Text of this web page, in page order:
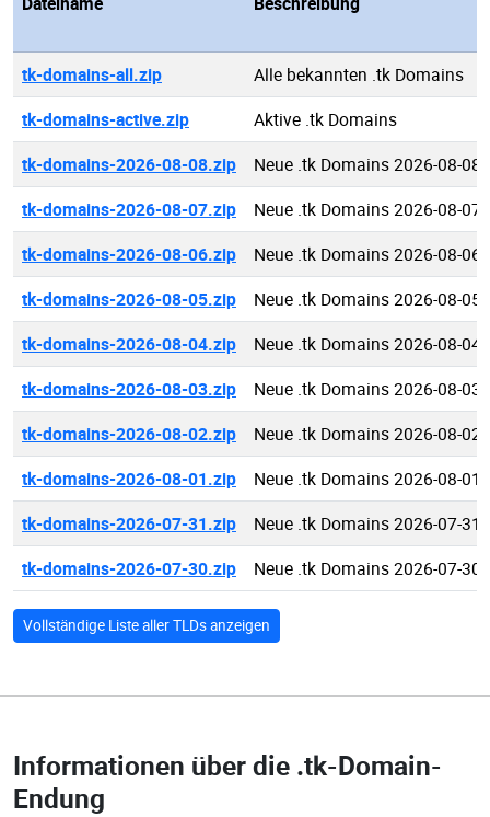
tk-domains-all.zip
Alle bekannten .tk Domains
tk-domains-active.zip
Aktive .tk Domains
tk-domains-2026-08-08.zip
Neue .tk Domains 2026-08-08
tk-domains-2026-08-07.zip
Neue .tk Domains 2026-08-07
tk-domains-2026-08-06.zip
Neue .tk Domains 2026-08-06
tk-domains-2026-08-05.zip
Neue .tk Domains 2026-08-05
tk-domains-2026-08-04.zip
Neue .tk Domains 2026-08-04
tk-domains-2026-08-03.zip
Neue .tk Domains 2026-08-03
tk-domains-2026-08-02.zip
Neue .tk Domains 2026-08-02
tk-domains-2026-08-01.zip
Neue .tk Domains 2026-08-01
tk-domains-2026-07-31.zip
Neue .tk Domains 2026-07-31
tk-domains-2026-07-30.zip
Neue .tk Domains 2026-07-30
Vollständige Liste aller TLDs anzeigen
Informationen über die .tk-Domain-
Endung